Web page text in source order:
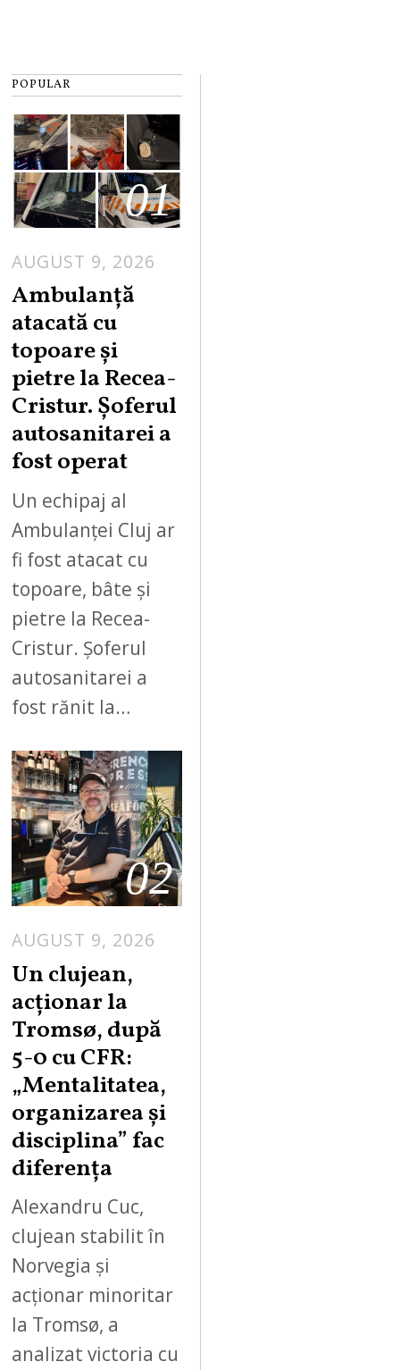
POPULAR
01
AUGUST 9, 2026
Ambulanță
atacată cu
topoare și
pietre la Recea-
Cristur. Șoferul
autosanitarei a
fost operat
Un echipaj al
Ambulanței Cluj ar
fi fost atacat cu
topoare, bâte și
pietre la Recea-
Cristur. Șoferul
autosanitarei a
fost rănit la…
02
AUGUST 9, 2026
Un clujean,
acționar la
Tromsø, după
5-0 cu CFR:
„Mentalitatea,
organizarea și
disciplina” fac
diferența
Alexandru Cuc,
clujean stabilit în
Norvegia și
acționar minoritar
la Tromsø, a
analizat victoria cu